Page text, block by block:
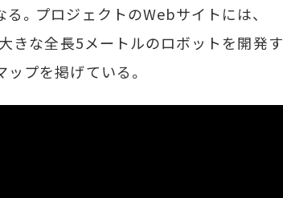
。プロジェクトのWebサイトには、
きな全長5メートルのロボットを開発す
プを掲げている。